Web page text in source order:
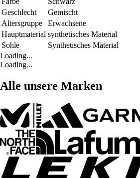
Geschlecht
Gemischt
Altersgruppe
Erwachsene
Hauptmaterial synthetisches Material
Sohle
Synthetisches Material
Loading...
Loading...
Alle unsere Marken